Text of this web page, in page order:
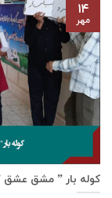
کوله بار ” مشق عشق ”
۱۴
مهر